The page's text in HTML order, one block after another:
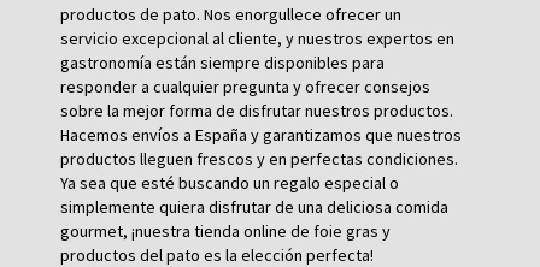
productos de pato. Nos enorgullece ofrecer un
servicio excepcional al cliente, y nuestros expertos en
gastronomía están siempre disponibles para
responder a cualquier pregunta y ofrecer consejos
sobre la mejor forma de disfrutar nuestros productos.
Hacemos envíos a España y garantizamos que nuestros
productos lleguen frescos y en perfectas condiciones.
Ya sea que esté buscando un regalo especial o
simplemente quiera disfrutar de una deliciosa comida
gourmet, ¡nuestra tienda online de foie gras y
productos del pato es la elección perfecta!